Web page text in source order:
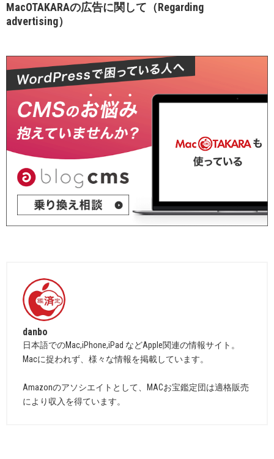
MacOTAKARAの広告に関して（Regarding
advertising）
danbo
日本語でのMac,iPhone,iPad などApple関連の情報サイト。
Macに捉われず、様々な情報を掲載しています。
Amazonのアソシエイトとして、MACお宝鑑定団は適格販売
により収入を得ています。